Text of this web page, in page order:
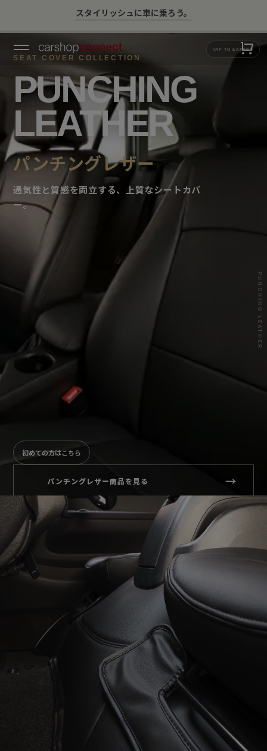
💛ハイサマーsale💛
SEAT COVER COLLECTION
PUNCHING
LEATHER
パンチングレザー
通気性と質感を両立する、上質なシートカバ
ー。
初めての方はこちら
パンチングレザー商品を見る →
PUNCHING LEATHER